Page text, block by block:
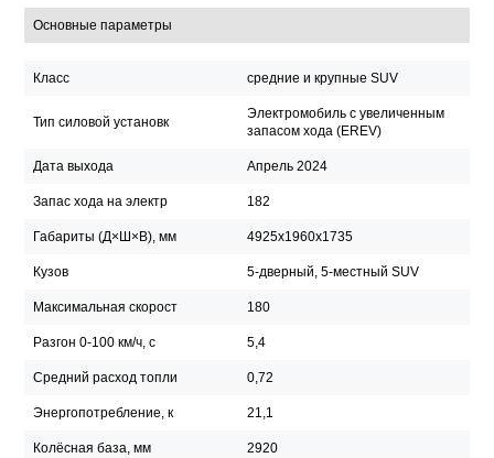
Основные параметры
Класс средние и крупные SUV
Тип силовой установк
Электромобиль с увеличенным
запасом хода (EREV)
Дата выхода Апрель 2024
Запас хода на электр 182
Габариты (Д×Ш×В), мм 4925x1960x1735
Кузов 5-дверный, 5-местный SUV
Максимальная скорост 180
Разгон 0-100 км/ч, с 5,4
Средний расход топли 0,72
Энергопотребление, к 21,1
Колёсная база, мм 2920